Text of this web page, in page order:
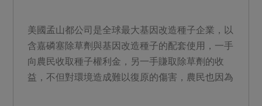
美國孟山都公司是全球最大基因改造種子企業，以
含嘉磷塞除草劑與基因改造種子的配套使用，一手
向農民收取種子權利金，另一手賺取除草劑的收
益，不但對環境造成難以復原的傷害，農民也因為